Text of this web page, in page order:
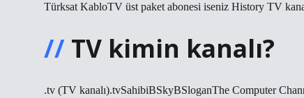
Türksat KabloTV üst paket abonesi iseniz History TV
TV kimin kanalı?
.tv (TV kanalı).tvSahibiBSkyBSloganThe Computer